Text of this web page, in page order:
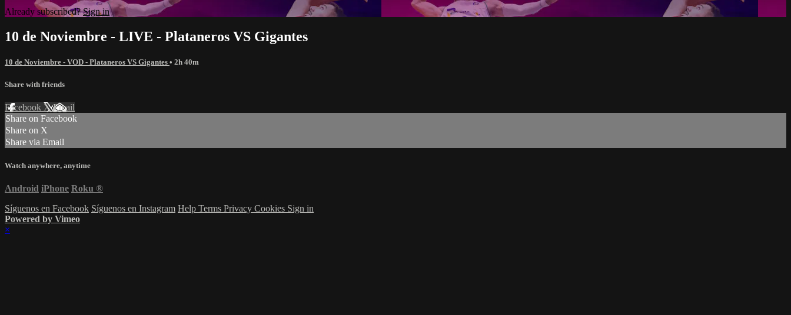
Already subscribed?Sign in
10 de Noviembre - LIVE - Plataneros VS Gigantes
10 de Noviembre - VOD - Plataneros VS Gigantes • 2h 40m
Share with friends
Facebook XEmail
Share on Facebook
Share on X
Share via Email
Watch anywhere, anytime
Android iPhone Roku ®
Síguenos en Facebook Síguenos en Instagram Help Terms Privacy Cookies Sign in
Powered by Vimeo
×